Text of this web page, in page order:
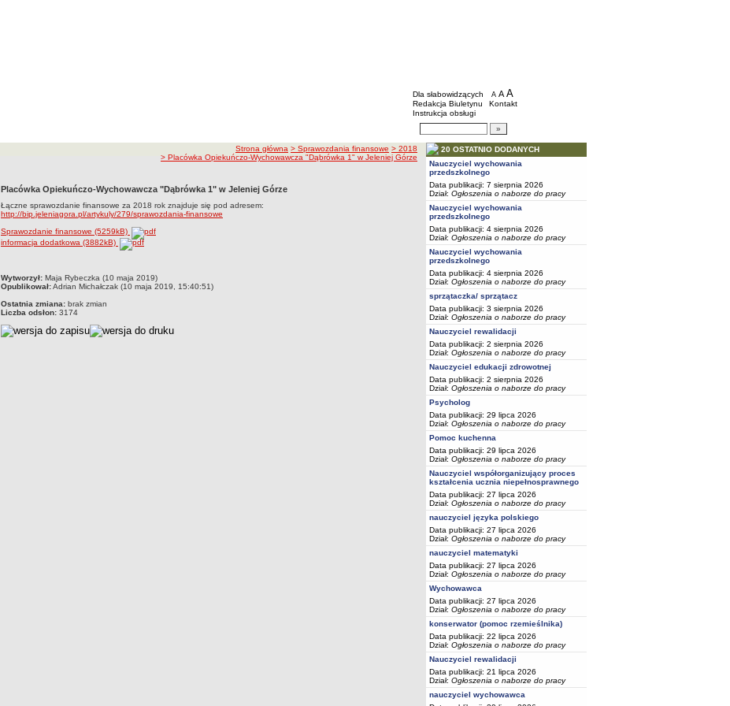
BIP - Szkoły i placówki wychowawcze
Menu dodatkowe
Dla słabowidzących A pomniejsz czcionkę
A standardowy rozmiar czcionki
A
Redakcja Biuletynu
Kontakt
Instrukcja obsługi
Wyszukiwarka artykułów
ścieżka nawigacji
Strona główna > Sprawozdania finansowe > 2018
> Placówka Opiekuńczo-Wychowawcza "Dąbrówka 1" w Jeleniej Górze
Placówka Opiekuńczo-Wychowawcza "Dąbrówka 1" w Jeleniej Górze
Łączne sprawozdanie finansowe za 2018 rok znajduje się pod adresem:
http://bip.jeleniagora.pl/artykuly/279/sprawozdania-finansowe
Sprawozdanie finansowe (5259kB)
informacja dodatkowa (3882kB)
metryczka
Wytworzył: Maja Rybeczka (10 maja 2019)
Opublikował:Adrian Michałczak (10 maja 2019, 15:40:51)
Ostatnia zmiana: brak zmian
Liczba odsłon: 3174
20 OSTATNIO DODANYCH
Nauczyciel wychowania
przedszkolnego
Data publikacji: 7 sierpnia 2026
Dział: Ogłoszenia o naborze do pracy
Nauczyciel wychowania
przedszkolnego
Data publikacji: 4 sierpnia 2026
Dział: Ogłoszenia o naborze do pracy
Nauczyciel wychowania
przedszkolnego
Data publikacji: 4 sierpnia 2026
Dział: Ogłoszenia o naborze do pracy
sprzątaczka/ sprzątacz
Data publikacji: 3 sierpnia 2026
Dział: Ogłoszenia o naborze do pracy
Nauczyciel rewalidacji
Data publikacji: 2 sierpnia 2026
Dział: Ogłoszenia o naborze do pracy
Nauczyciel edukacji zdrowotnej
Data publikacji: 2 sierpnia 2026
Dział: Ogłoszenia o naborze do pracy
Psycholog
Data publikacji: 29 lipca 2026
Dział: Ogłoszenia o naborze do pracy
Pomoc kuchenna
Data publikacji: 29 lipca 2026
Dział: Ogłoszenia o naborze do pracy
Nauczyciel współorganizujący proces
kształcenia ucznia niepełnosprawnego
Data publikacji: 27 lipca 2026
Dział: Ogłoszenia o naborze do pracy
nauczyciel języka polskiego
Data publikacji: 27 lipca 2026
Dział: Ogłoszenia o naborze do pracy
nauczyciel matematyki
Data publikacji: 27 lipca 2026
Dział: Ogłoszenia o naborze do pracy
Wychowawca
Data publikacji: 27 lipca 2026
Dział: Ogłoszenia o naborze do pracy
konserwator (pomoc rzemieślnika)
Data publikacji: 22 lipca 2026
Dział: Ogłoszenia o naborze do pracy
Nauczyciel rewalidacji
Data publikacji: 21 lipca 2026
Dział: Ogłoszenia o naborze do pracy
nauczyciel wychowawca